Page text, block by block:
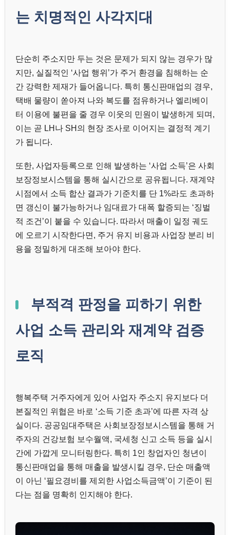
는 치명적인 사각지대
단순히 주소지만 두는 것은 문제가 되지 않는 경우가 많
지만, 실질적인 ‘사업 행위’가 주거 환경을 침해하는 순
간 강력한 제재가 들어옵니다. 특히 통신판매업의 경우,
택배 물량이 쏟아져 나와 복도를 점유하거나 엘리베이
터 이용에 불편을 줄 경우 이웃의 민원이 발생하게 되며,
이는 곧 LH나 SH의 현장 조사로 이어지는 결정적 계기
가 됩니다.
또한, 사업자등록으로 인해 발생하는 ‘사업 소득’은 사회
보장정보시스템을 통해 실시간으로 공유됩니다. 재계약
시점에서 소득 합산 결과가 기준치를 단 1%라도 초과하
면 갱신이 불가능하거나 임대료가 대폭 할증되는 ‘징벌
적 조건’이 붙을 수 있습니다. 따라서 매출이 일정 궤도
에 오르기 시작한다면, 주거 유지 비용과 사업장 분리 비
용을 정밀하게 대조해 보아야 한다.
부적격 판정을 피하기 위한
사업 소득 관리와 재계약 검증
로직
행복주택 거주자에게 있어 사업자 주소지 유지보다 더
본질적인 위협은 바로 ‘소득 기준 초과’에 따른 자격 상
실이다. 공공임대주택은 사회보장정보시스템을 통해 거
주자의 건강보험 보수월액, 국세청 신고 소득 등을 실시
간에 가깝게 모니터링한다. 특히 1인 창업자인 청년이
통신판매업을 통해 매출을 발생시킬 경우, 단순 매출액
이 아닌 ‘필요경비를 제외한 사업소득금액’이 기준이 된
다는 점을 명확히 인지해야 한다.